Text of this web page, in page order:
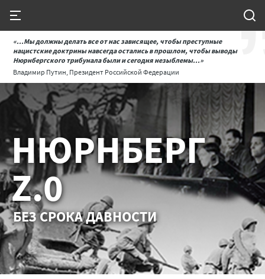
«...Мы должны делать все от нас зависящее, чтобы преступные
нацистские доктрины навсегда остались в прошлом, чтобы выводы
Нюрнбергского трибунала были и сегодня незыблемы...»
Владимир Путин, Президент Российской Федерации
НЮРНБЕРГ
Z.0
БЕЗ СРОКА ДАВНОСТИ